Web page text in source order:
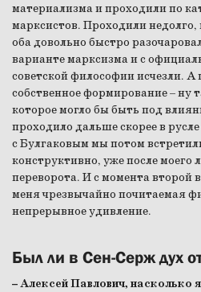
материализма и проходили по
марксистов. Проходили недолго,
оба довольно быстро
варианте марксизма и с
советской философии исчезли. А
собственное формирование – ну
которое могло бы быть под
проходило дальше скорее в
с Булгаковым мы потом
конструктивно, уже после моего
переворота. И с момента второй
меня чрезвычайно почитаемая
непрерывное удивление.
Был ли в Сен-Серж дух
– Алексей Павлович, насколько